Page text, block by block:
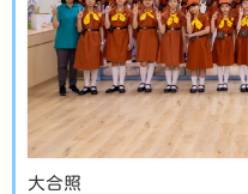
大合照